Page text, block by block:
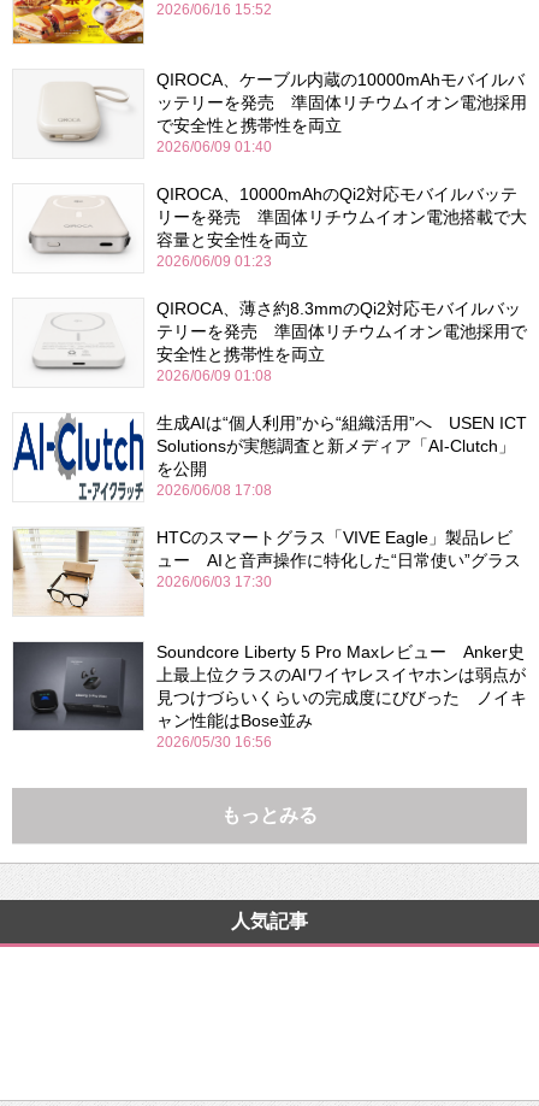
2026/06/16 15:52
QIROCA、ケーブル内蔵の10000mAhモバイルバ
ッテリーを発売 準固体リチウムイオン電池採用
で安全性と携帯性を両立
2026/06/09 01:40
QIROCA、10000mAhのQi2対応モバイルバッテ
リーを発売 準固体リチウムイオン電池搭載で大
容量と安全性を両立
2026/06/09 01:23
QIROCA、薄さ約8.3mmのQi2対応モバイルバッ
テリーを発売 準固体リチウムイオン電池採用で
安全性と携帯性を両立
2026/06/09 01:08
生成AIは“個人利用”から“組織活用”へ USEN ICT
Solutionsが実態調査と新メディア「AI-Clutch」
を公開
2026/06/08 17:08
HTCのスマートグラス「VIVE Eagle」製品レビ
ュー AIと音声操作に特化した“日常使い”グラス
2026/06/03 17:30
Soundcore Liberty 5 Pro Maxレビュー Anker史
上最上位クラスのAIワイヤレスイヤホンは弱点が
見つけづらいくらいの完成度にびびった ノイキ
ャン性能はBose並み
2026/05/30 16:56
もっとみる
人気記事